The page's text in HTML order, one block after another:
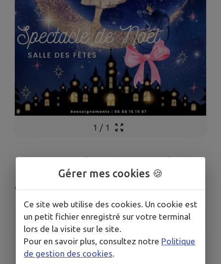
1 / 1
Spectacle de Noël
Collobrières
INFORMATIONS PRATIQUES
LIEU
Collobrières
Gérer mes cookies 🍪
Ce site web utilise des cookies. Un cookie est
un petit fichier enregistré sur votre terminal
lors de la visite sur le site.
Pour en savoir plus, consultez notre Politique
de gestion des cookies